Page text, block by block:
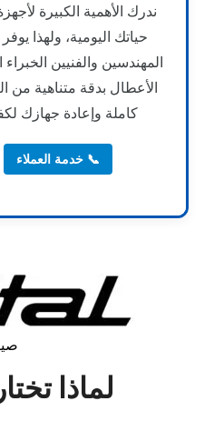
حياتك اليومية، ولهذا
المهندسين والفنيين
الأعطال بدقة متناهية من
كاملة وإعادة جهازك
📞 خدمة العملاء
لماذا